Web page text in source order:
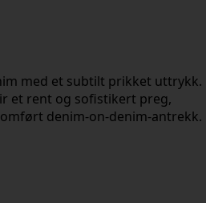
med et subtilt prikket uttrykk.
et rent og sofistikert preg,
denim-on-denim-antrekk.